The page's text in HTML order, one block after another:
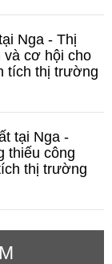
Nga - Thị
cơ hội cho
tích thị trường
tại Nga -
thiếu công
thị trường